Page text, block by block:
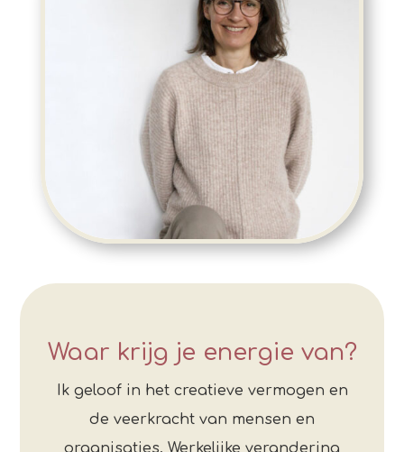
Waar krijg je energie van?
Ik geloof in het creatieve vermogen en
de veerkracht van mensen en
organisaties. Werkelijke verandering